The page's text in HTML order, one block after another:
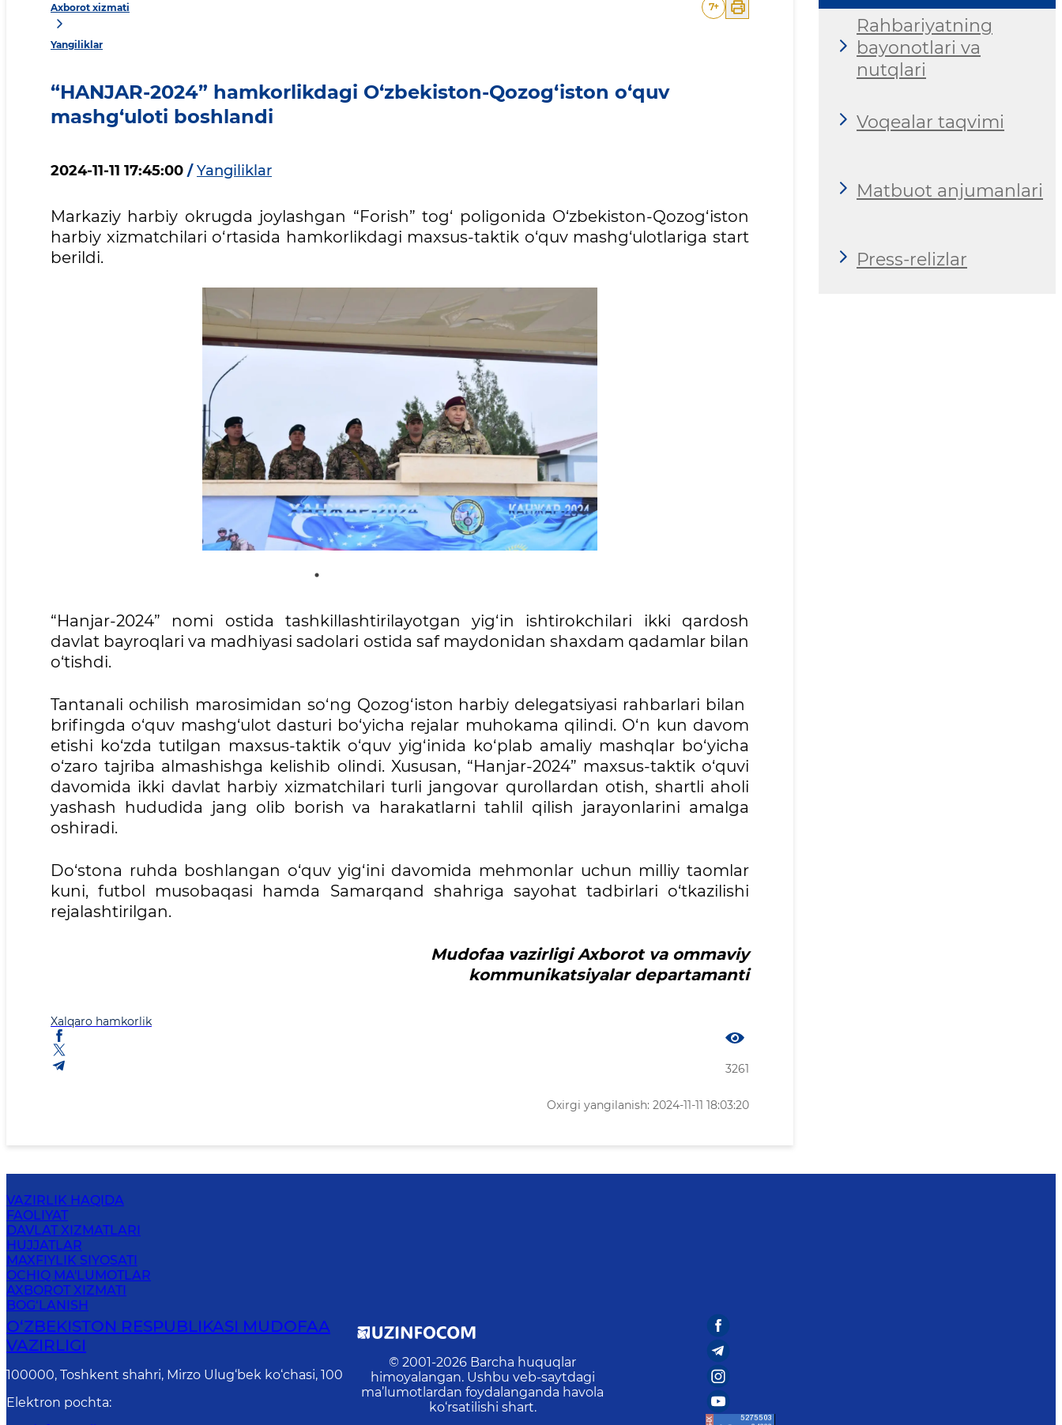
Axborot xizmati
Yangiliklar
7+
“HANJAR-2024” hamkorlikdagi O‘zbekiston-Qozog‘iston o‘quv
mashg‘uloti boshlandi
2024-11-11 17:45:00 / Yangiliklar
Markaziy harbiy okrugda joylashgan “Forish” tog‘ poligonida O‘zbekiston-Qozog‘iston
harbiy xizmatchilari o‘rtasida hamkorlikdagi maxsus-taktik o‘quv mashg‘ulotlariga start
berildi.
“Hanjar-2024” nomi ostida tashkillashtirilayotgan yig‘in ishtirokchilari ikki qardosh
davlat bayroqlari va madhiyasi sadolari ostida saf maydonidan shaxdam qadamlar bilan
o‘tishdi.
Tantanali ochilish marosimidan so‘ng Qozog‘iston harbiy delegatsiyasi rahbarlari bilan
brifingda o‘quv mashg‘ulot dasturi bo‘yicha rejalar muhokama qilindi. O‘n kun davom
etishi ko‘zda tutilgan maxsus-taktik o‘quv yig‘inida ko‘plab amaliy mashqlar bo‘yicha
o‘zaro tajriba almashishga kelishib olindi. Xususan, “Hanjar-2024” maxsus-taktik o‘quvi
davomida ikki davlat harbiy xizmatchilari turli jangovar qurollardan otish, shartli aholi
yashash hududida jang olib borish va harakatlarni tahlil qilish jarayonlarini amalga
oshiradi.
Do‘stona ruhda boshlangan o‘quv yig‘ini davomida mehmonlar uchun milliy taomlar
kuni, futbol musobaqasi hamda Samarqand shahriga sayohat tadbirlari o‘tkazilishi
rejalashtirilgan.
Mudofaa vazirligi Axborot va ommaviy
kommunikatsiyalar departamanti
Xalqaro hamkorlik
3261
Oxirgi yangilanish: 2024-11-11 18:03:20
Rahbariyatning
bayonotlari va
nutqlari
Voqealar taqvimi
Matbuot anjumanlari
Press-relizlar
VAZIRLIK HAQIDA
FAOLIYAT
DAVLAT XIZMATLARI
HUJJATLAR
MAXFIYLIK SIYOSATI
OCHIQ MA'LUMOTLAR
AXBOROT XIZMATI
BOG‘LANISH
O‘ZBEKISTON RESPUBLIKASI MUDOFAA
VAZIRLIGI
100000, Toshkent shahri, Mirzo Ulug‘bek ko‘chasi, 100
Elektron pochta:
© 2001-2026 Barcha huquqlar
himoyalangan. Ushbu veb-saytdagi
ma’lumotlardan foydalanganda havola
ko‘rsatilishi shart.